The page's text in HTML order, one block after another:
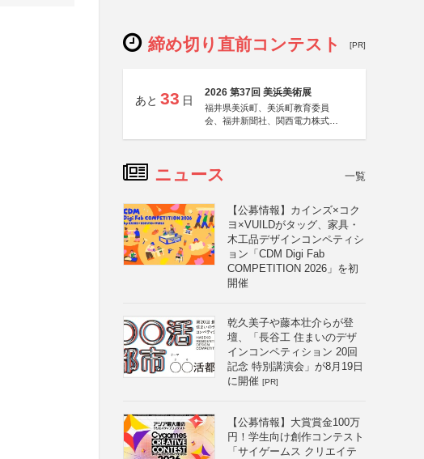
締め切り直前コンテスト [PR]
あと 33 日
2026 第37回 美浜美術展
福井県美浜町、美浜町教育委員
会、福井新聞社、関西電力株式会
ニュース 一覧
【公募情報】カインズ×コク
ヨ×VUILDがタッグ、家具・
木工品デザインコンペティシ
ョン「CDM Digi Fab
COMPETITION 2026」を初
開催
乾久美子や藤本壮介らが登
壇、「長谷工 住まいのデザ
インコンペティション 20回
記念 特別講演会」が8月19日
に開催 [PR]
【公募情報】大賞賞金100万
円！学生向け創作コンテスト
「サイゲームス クリエイテ